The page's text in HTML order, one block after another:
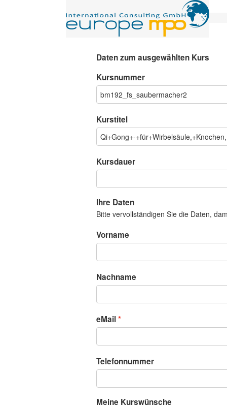
Daten zum ausgewählten Kurs
Kursnummer
Kurstitel
Kursdauer
Ihre Daten
Bitte vervollständigen Sie die Daten,
Vorname
Nachname
eMail
Telefonnummer
Meine Kurswünsche